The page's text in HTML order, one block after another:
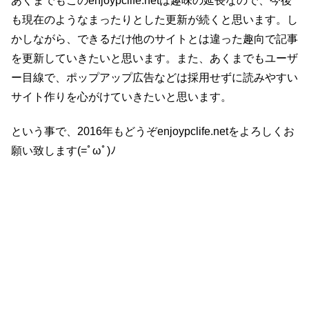
も現在のようなまったりとした更新が続くと思います。し
かしながら、できるだけ他のサイトとは違った趣向で記事
を更新していきたいと思います。また、あくまでもユーザ
ー目線で、ポップアップ広告などは採用せずに読みやすい
サイト作りを心がけていきたいと思います。
という事で、2016年もどうぞenjoypclife.netをよろしくお
願い致します(=ﾟωﾟ)ﾉ